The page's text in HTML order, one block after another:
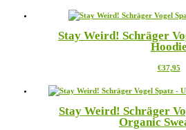
Stay Weird! Schräger
€37,95
Stay Weird! Schräger
Organic